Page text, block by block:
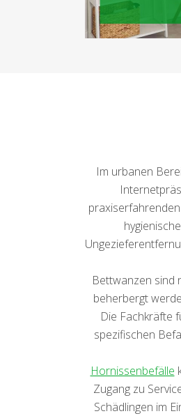
Im urbanen
Bettwanzen sind
beherbergt
Die Fachkräfte
spezifischen
Hornissenbefälle
Zugang zu
Schädlingen im